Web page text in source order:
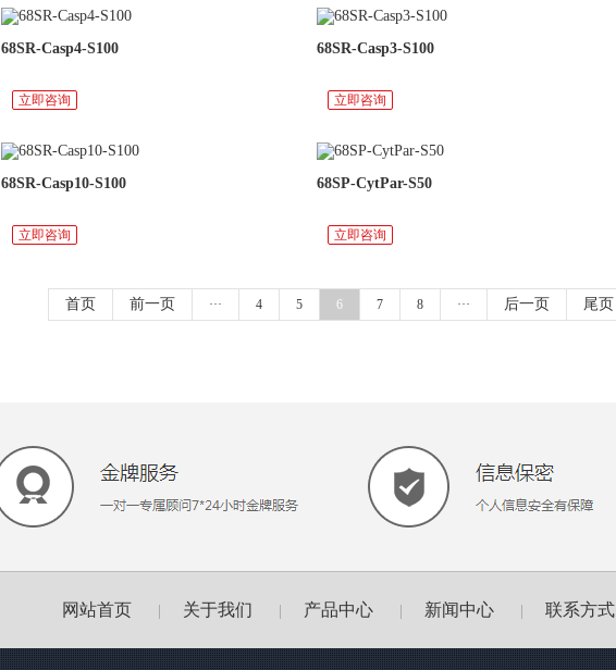
68SR-Casp4-S100
立即咨询
68SR-Casp3-S100
立即咨询
68SR-Casp10-S100
立即咨询
68SP-CytPar-S50
立即咨询
首页 前一页 ··· 4 5 6 7 8 ··· 后一页 尾页
网站首页 关于我们 产品中心 新闻中心 联系方式